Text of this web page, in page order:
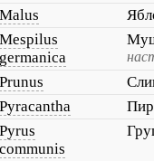
Malus
Mespilus
germanica
Prunus
Pyracantha
Pyrus
communis